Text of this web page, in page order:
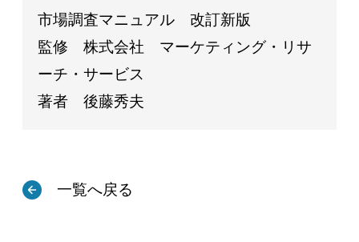
市場調査マニュアル 改訂新版
監修 株式会社 マーケティング・リサ
ーチ・サービス
著者 後藤秀夫
一覧へ戻る